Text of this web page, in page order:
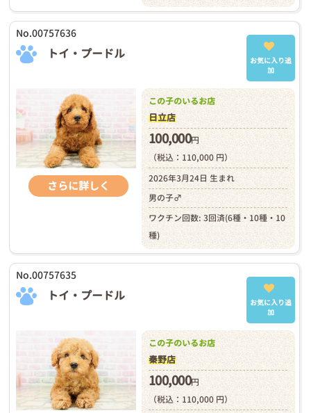
No.00757636
トイ・プードル
お気に入り追
加
さらに詳しく
この子のいるお店
日立店
100,000円
（税込：110,000 円）
2026年3月24日 生まれ
男の子♂
ワクチン回数: 3回済(6種・10種・10
種)
No.00757635
トイ・プードル
お気に入り追
加
この子のいるお店
秦野店
100,000円
（税込：110,000 円）